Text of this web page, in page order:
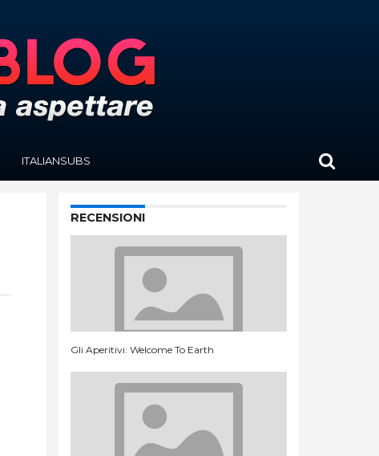
ITALIANSUBS
RECENSIONI
Gli Aperitivi: Welcome To Earth